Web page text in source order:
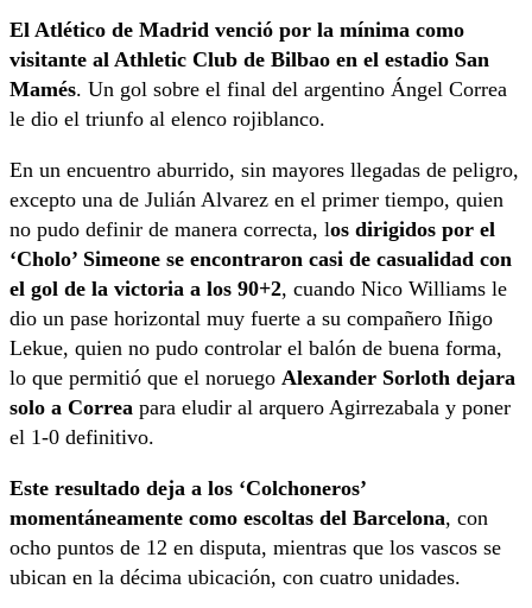
El Atlético de Madrid venció por la mínima como
visitante al Athletic Club de Bilbao en el estadio San
Mamés. Un gol sobre el final del argentino Ángel Correa
le dio el triunfo al elenco rojiblanco.
En un encuentro aburrido, sin mayores llegadas de peligro,
excepto una de Julián Alvarez en el primer tiempo, quien
no pudo definir de manera correcta, los dirigidos por el
‘Cholo’ Simeone se encontraron casi de casualidad con
el gol de la victoria a los 90+2, cuando Nico Williams le
dio un pase horizontal muy fuerte a su compañero Iñigo
Lekue, quien no pudo controlar el balón de buena forma,
lo que permitió que el noruego Alexander Sorloth dejara
solo a Correa para eludir al arquero Agirrezabala y poner
el 1-0 definitivo.
Este resultado deja a los ‘Colchoneros’
momentáneamente como escoltas del Barcelona, con
ocho puntos de 12 en disputa, mientras que los vascos se
ubican en la décima ubicación, con cuatro unidades.